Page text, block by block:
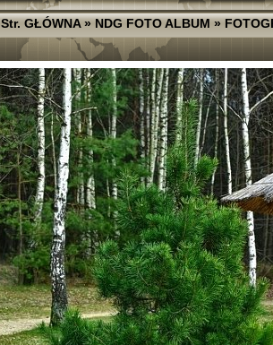
Str. GŁÓWNA»NDG FOTO ALBUM»